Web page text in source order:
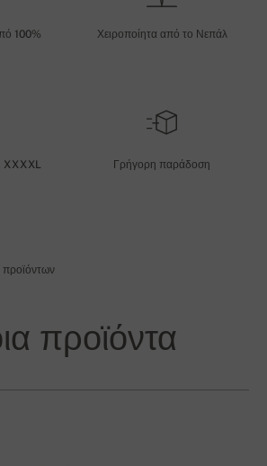
100%
Χειροποίητα από το Νεπάλ
XXXXL Γρήγορη παράδοση
προϊόντων
προϊόντα